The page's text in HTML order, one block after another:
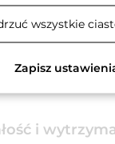
jest pięć
poziomie
trwałość.
30 000
i
wszystkie
Zapisz